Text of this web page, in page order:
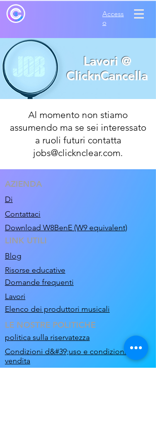
Access
o
Lavori @
ClicknCancella
Al momento non stiamo
assumendo ma se sei interessato
a ruoli futuri contatta
jobs@clicknclear.com.
AZIENDA
Di
Contattaci
LINK UTILI
Blog
Risorse educative
Domande frequenti
Lavori
Elenco dei produttori musicali
LE NOSTRE POLITICHE
politica sulla riservatezza
Condizioni d&#39;uso e condizioni di
vendita
Download W8BenE (W9 equivalent)